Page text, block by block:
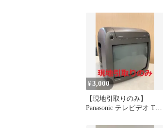
¥3,000
【現地引取りのみ】
Panasonic テレビデオ TH-